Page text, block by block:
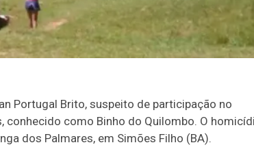
Portugal Brito, suspeito de participação no
como Binho do Quilombo. O
dos Palmares, em Simões Filho (BA).